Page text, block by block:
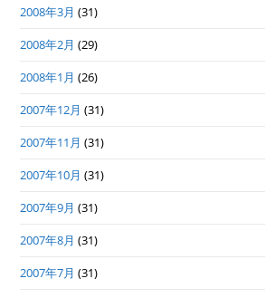
2008年3月 (31)
2008年2月 (29)
2008年1月 (26)
2007年12月 (31)
2007年11月 (31)
2007年10月 (31)
2007年9月 (31)
2007年8月 (31)
2007年7月 (31)